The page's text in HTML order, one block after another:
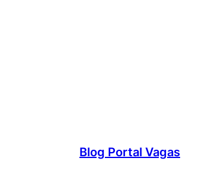
Blog Portal Vagas